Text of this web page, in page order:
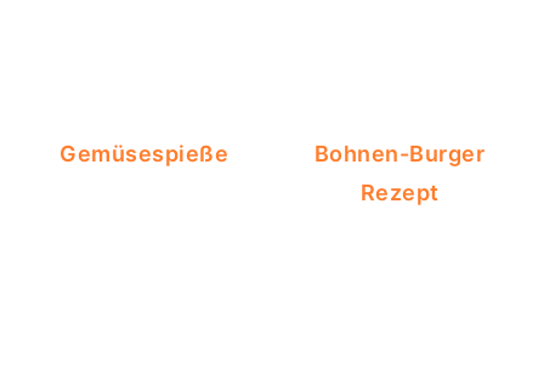
Gemüsespieße
Bohnen-Burger
Rezept